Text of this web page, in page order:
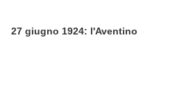
27 giugno 1924: l'Aventino